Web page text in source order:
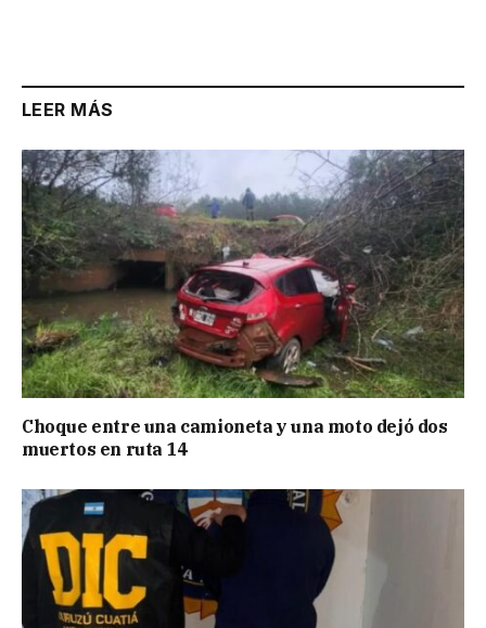
LEER MÁS
Choque entre una camioneta y una moto dejó dos
muertos en ruta 14